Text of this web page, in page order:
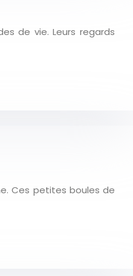
de vie. Leurs regards
Ces petites boules de